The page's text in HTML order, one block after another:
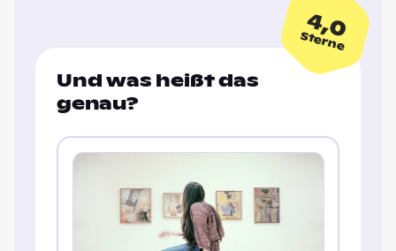
4,0
Sterne
Und was heißt das
genau?